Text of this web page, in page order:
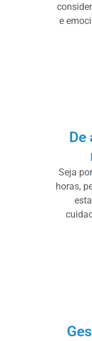
e
De
Seja
horas,